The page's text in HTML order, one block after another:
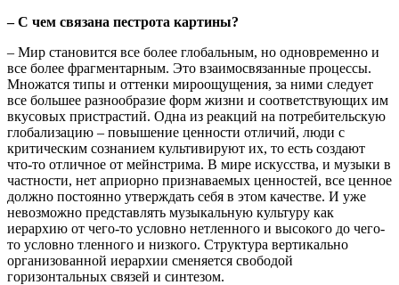
– С чем связана пестрота картины?
– Мир становится все более глобальным, но одновременно и
все более фрагментарным. Это взаимосвязанные процессы.
Множатся типы и оттенки мироощущения, за ними следует
все большее разнообразие форм жизни и соответствующих им
вкусовых пристрастий. Одна из реакций на потребительскую
глобализацию – повышение ценности отличий, люди с
критическим сознанием культивируют их, то есть создают
что-то отличное от мейнстрима. В мире искусства, и музыки в
частности, нет априорно признаваемых ценностей, все ценное
должно постоянно утверждать себя в этом качестве. И уже
невозможно представлять музыкальную культуру как
иерархию от чего-то условно нетленного и высокого до чего-
то условно тленного и низкого. Структура вертикально
организованной иерархии сменяется свободой
горизонтальных связей и синтезом.